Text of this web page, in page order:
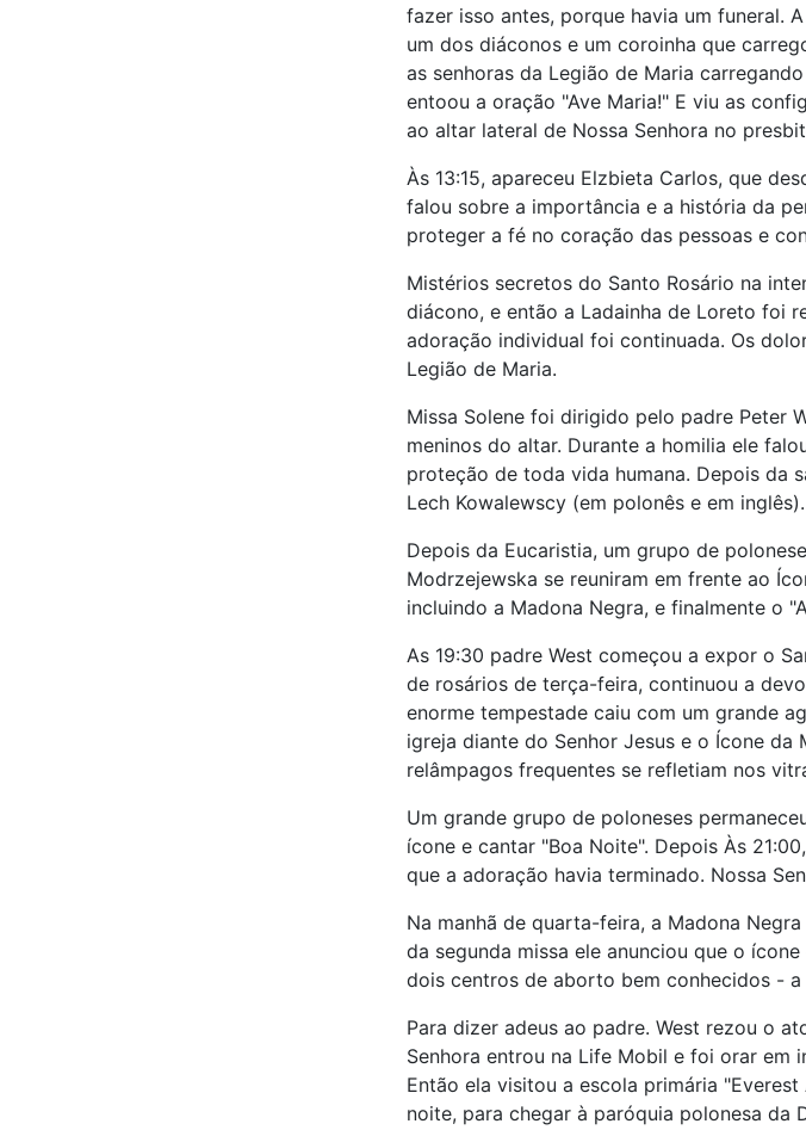
fazer isso antes, porque havia um funeral.
um dos diáconos e um coroinha que
as senhoras da Legião de Maria
entoou a oração "Ave Maria!" E viu as
ao altar lateral de Nossa Senhora no
Às 13:15, apareceu Elzbieta Carlos, que
falou sobre a importância e a história da
proteger a fé no coração das pessoas e
Mistérios secretos do Santo Rosário na
diácono, e então a Ladainha de Loreto foi
adoração individual foi continuada. Os
Legião de Maria.
Missa Solene foi dirigido pelo padre Peter
meninos do altar. Durante a homilia ele
proteção de toda vida humana. Depois da
Lech Kowalewscy (em polonês e em inglês).
Depois da Eucaristia, um grupo de
Modrzejewska se reuniram em frente ao
incluindo a Madona Negra, e finalmente o
As 19:30 padre West começou a expor o
de rosários de terça-feira, continuou a
enorme tempestade caiu com um grande
igreja diante do Senhor Jesus e o Ícone da
relâmpagos frequentes se refletiam nos
Um grande grupo de poloneses
ícone e cantar "Boa Noite". Depois Às
que a adoração havia terminado. Nossa
Na manhã de quarta-feira, a Madona
da segunda missa ele anunciou que o
dois centros de aborto bem conhecidos -
Para dizer adeus ao padre. West rezou o
Senhora entrou na Life Mobil e foi orar em
Então ela visitou a escola primária
noite, para chegar à paróquia polonesa da